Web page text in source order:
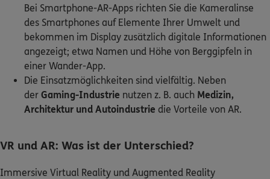
Bei Smartphone-AR-Apps richten Sie die Kameralinse
des Smartphones auf Elemente Ihrer Umwelt und
bekommen im Display zusätzlich digitale Informationen
angezeigt; etwa Namen und Höhe von Berggipfeln in
einer Wander-App.
Die Einsatzmöglichkeiten sind vielfältig. Neben
der Gaming-Industrie nutzen z. B. auch Medizin,
Architektur und Autoindustrie die Vorteile von AR.
VR und AR: Was ist der Unterschied?
Immersive Virtual Reality und Augmented Reality